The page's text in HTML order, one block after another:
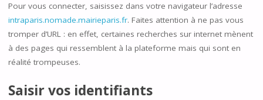
Pour vous connecter, saisissez dans votre navigateur l’adresse
intraparis.nomade.mairieparis.fr. Faites attention à ne pas vous
tromper d’URL : en effet, certaines recherches sur internet mènent
à des pages qui ressemblent à la plateforme mais qui sont en
réalité trompeuses.
Saisir vos identifiants